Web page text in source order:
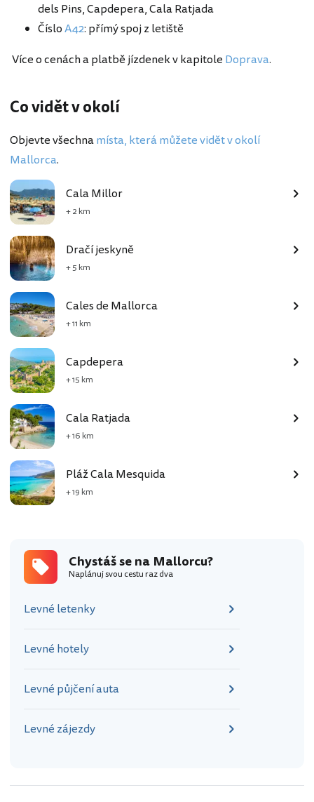
dels Pins, Capdepera, Cala Ratjada
ČísloA42: přímý spoj z letiště
Více o cenách a platbě jízdenek v kapitole Doprava.
Co vidět v okolí
Objevte všechnamísta, která můžete vidět v okolí
Mallorca.
Cala Millor
+ 2 km
Dračí jeskyně
+ 5 km
Cales de Mallorca
+ 11 km
Capdepera
+ 15 km
Cala Ratjada
+ 16 km
Pláž Cala Mesquida
+ 19 km
Chystáš se na Mallorcu?
Naplánuj svou cestu raz dva
Levné letenky
Levné hotely
Levné půjčení auta
Levné zájezdy